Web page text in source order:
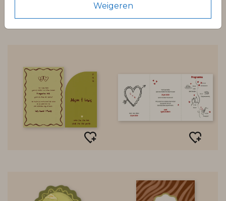
Weigeren
Stapelkaart Stapelkaart